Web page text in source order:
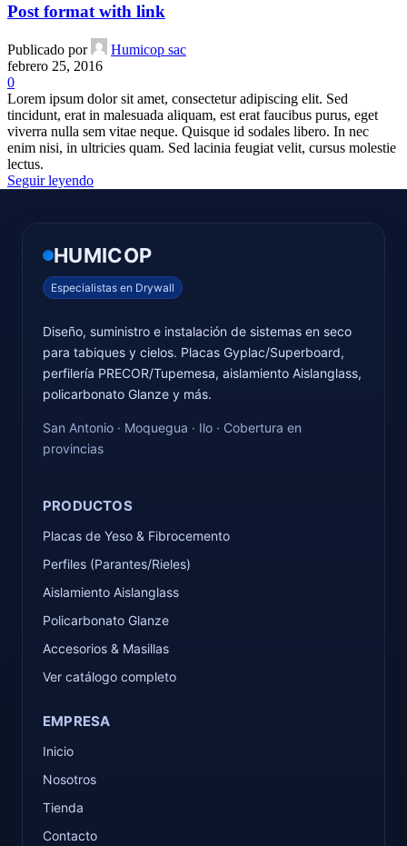
Post format with link
Publicado por
Humicop sac
febrero 25, 2016
0
Lorem ipsum dolor sit amet, consectetur adipiscing elit. Sed
tincidunt, erat in malesuada aliquam, est erat faucibus purus, eget
viverra nulla sem vitae neque. Quisque id sodales libero. In nec
enim nisi, in ultricies quam. Sed lacinia feugiat velit, cursus molestie
lectus.
Seguir leyendo
HUMICOP
Especialistas en Drywall
Diseño, suministro e instalación de sistemas en seco
para tabiques y cielos. Placas Gyplac/Superboard,
perfilería PRECOR/Tupemesa, aislamiento Aislanglass,
policarbonato Glanze y más.
San Antonio · Moquegua · Ilo · Cobertura en
provincias
PRODUCTOS
Placas de Yeso & Fibrocemento
Perfiles (Parantes/Rieles)
Aislamiento Aislanglass
Policarbonato Glanze
Accesorios & Masillas
Ver catálogo completo
EMPRESA
Inicio
Nosotros
Tienda
Contacto